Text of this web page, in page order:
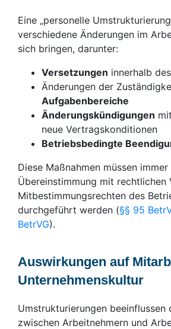
Eine „personelle
verschiedene Änderungen im
sich bringen, darunter:
Versetzungen innerhalb
Änderungen der
Aufgabenbereiche
Änderungskündigungen
neue Vertragskonditionen
Betriebsbedingte
Diese Maßnahmen müssen immer
Übereinstimmung mit rechtlichen
Mitbestimmungsrechten des
durchgeführt werden (§§ 95
BetrVG).
Auswirkungen auf
Unternehmenskultur
Umstrukturierungen beeinflussen
zwischen Arbeitnehmern und